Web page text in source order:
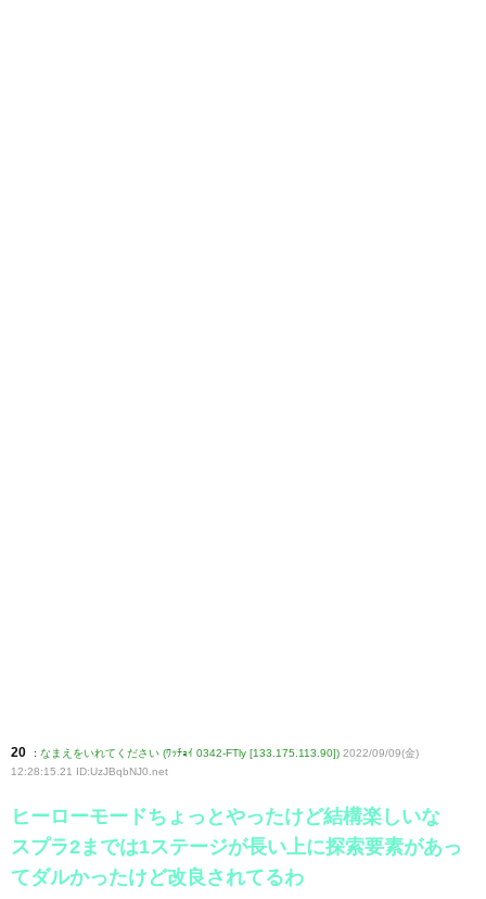
20 : なまえをいれてください (ﾜｯﾁｮｲ 0342-FTly [133.175.113.90]) 2022/09/09(金)
12:28:15.21 ID:UzJBqbNJ0 .net
ヒーローモードちょっとやったけど結構楽しいな
スプラ2までは1ステージが長い上に探索要素があっ
てダルかったけど改良されてるわ